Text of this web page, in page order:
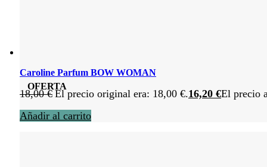
OFERTA
Caroline Parfum BOW WOMAN
18,00€ El precio original era: 18,00 €.16,20 €El precio
Añadir al carrito